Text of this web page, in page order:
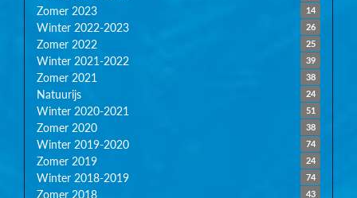
14
Zomer 2023
26
Winter 2022-2023
25
Zomer 2022
39
Winter 2021-2022
38
Zomer 2021
24
Natuurijs
51
Winter 2020-2021
38
Zomer 2020
74
Winter 2019-2020
24
Zomer 2019
74
Winter 2018-2019
43
Zomer 2018